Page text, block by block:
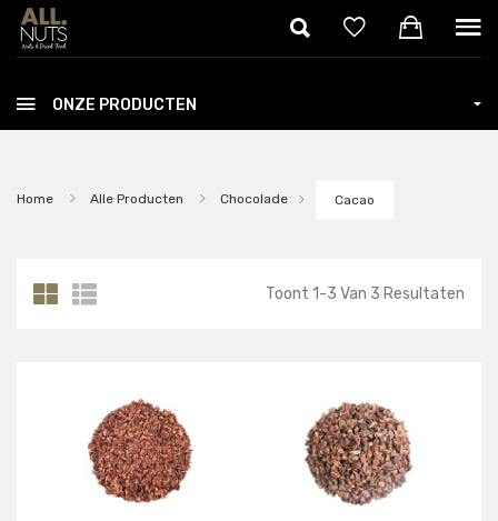
Skip to main content
ONZE PRODUCTEN
Home Alle Producten Chocolade Cacao
Toont 1-3 Van 3 Resultaten